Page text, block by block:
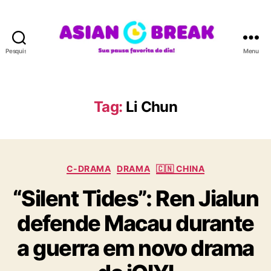
Pesquisar
A
N
R
A
Menu
Tag: Li Chun
C
t
e
g
o
C-DRAMA DRAMA 🇨🇳 CHINA
“Silent Tides”: Ren Jialun
defende Macau durante
a guerra em novo drama